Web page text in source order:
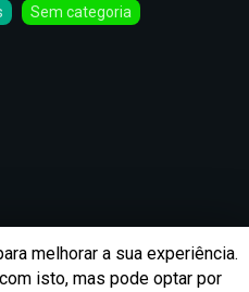
Sem categoria
melhorar a sua experiência.
isto, mas pode optar por